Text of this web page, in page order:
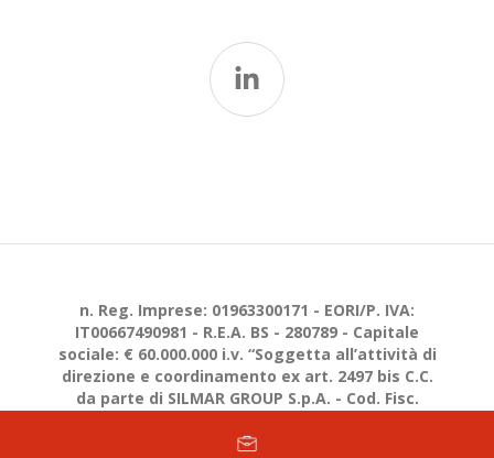
n. Reg. Imprese: 01963300171 - EORI/P. IVA:
IT00667490981 - R.E.A. BS - 280789 - Capitale
sociale: € 60.000.000 i.v. “Soggetta all’attività di
direzione e coordinamento ex art. 2497 bis C.C.
da parte di SILMAR GROUP S.p.A. - Cod. Fisc.